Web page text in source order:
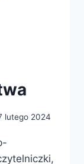
lutego 2024